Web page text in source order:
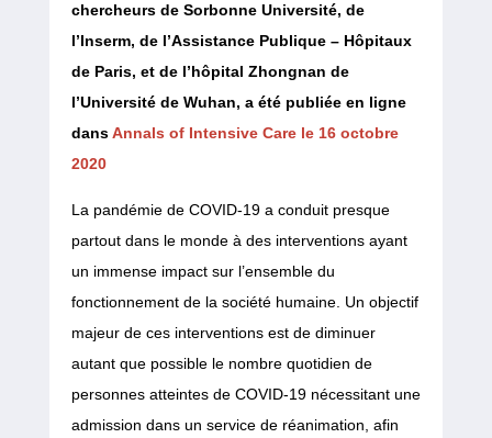
chercheurs de Sorbonne Université, de
l’Inserm, de l’Assistance Publique – Hôpitaux
de Paris, et de l’hôpital Zhongnan de
l’Université de Wuhan, a été publiée en ligne
dansAnnals of Intensive Care le 16 octobre
2020
La pandémie de COVID-19 a conduit presque
partout dans le monde à des interventions ayant
un immense impact sur l’ensemble du
fonctionnement de la société humaine. Un objectif
majeur de ces interventions est de diminuer
autant que possible le nombre quotidien de
personnes atteintes de COVID-19 nécessitant une
admission dans un service de réanimation, afin